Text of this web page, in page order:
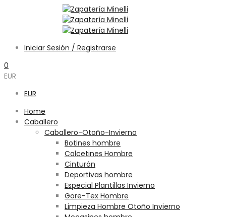
Iniciar Sesión / Registrarse
0
EUR
EUR
Home
Caballero
Caballero-Otoño-Invierno
Botines hombre
Calcetines Hombre
Cinturón
Deportivas hombre
Especial Plantillas Invierno
Gore-Tex Hombre
Limpieza Hombre Otoño Invierno